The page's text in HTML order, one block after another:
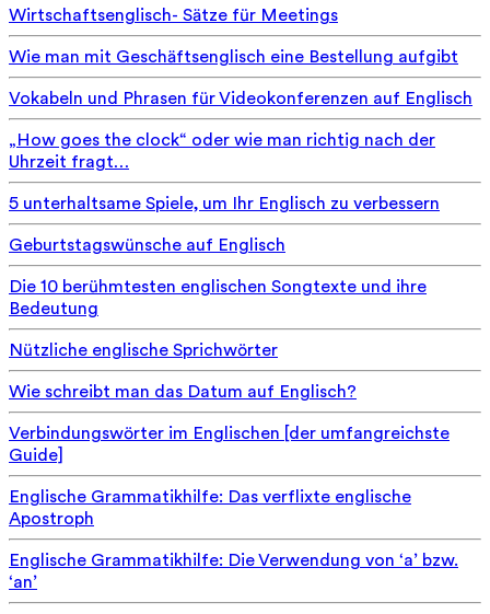
Wirtschaftsenglisch- Sätze für Meetings
Wie man mit Geschäftsenglisch eine Bestellung aufgibt
Vokabeln und Phrasen für Videokonferenzen auf Englisch
„How goes the clock“ oder wie man richtig nach der
Uhrzeit fragt…
5 unterhaltsame Spiele, um Ihr Englisch zu verbessern
Geburtstagswünsche auf Englisch
Die 10 berühmtesten englischen Songtexte und ihre
Bedeutung
Nützliche englische Sprichwörter
Wie schreibt man das Datum auf Englisch?
Verbindungswörter im Englischen [der umfangreichste
Guide]
Englische Grammatikhilfe: Das verflixte englische
Apostroph
Englische Grammatikhilfe: Die Verwendung von ‘a’ bzw.
‘an’